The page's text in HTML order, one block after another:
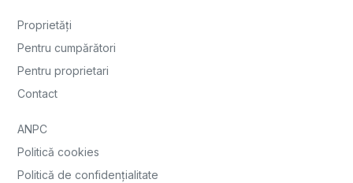
Proprietăți
Pentru cumpărători
Pentru proprietari
Contact
ANPC
Politică cookies
Politică de confidențialitate